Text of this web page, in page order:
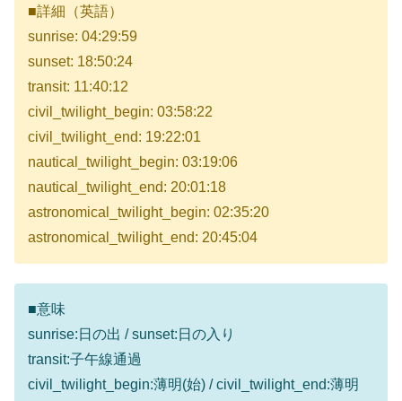
■詳細（英語）
sunrise: 04:29:59
sunset: 18:50:24
transit: 11:40:12
civil_twilight_begin: 03:58:22
civil_twilight_end: 19:22:01
nautical_twilight_begin: 03:19:06
nautical_twilight_end: 20:01:18
astronomical_twilight_begin: 02:35:20
astronomical_twilight_end: 20:45:04
■意味
sunrise:日の出 / sunset:日の入り
transit:子午線通過
civil_twilight_begin:薄明(始) / civil_twilight_end:薄明